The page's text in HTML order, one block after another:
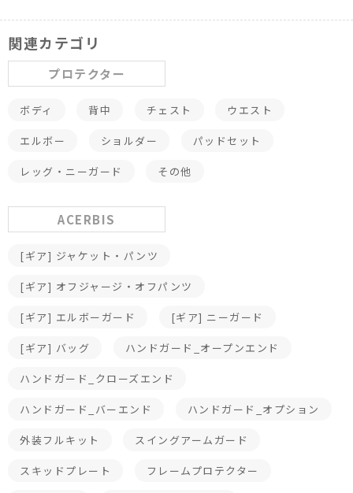
関連カテゴリ
プロテクター
ボディ 背中 チェスト ウエスト
エルボー ショルダー パッドセット
レッグ・ニーガード その他
ACERBIS
[ギア] ジャケット・パンツ
[ギア] オフジャージ・オフパンツ
[ギア] エルボーガード [ギア] ニーガード
[ギア] バッグ ハンドガード_オープンエンド
ハンドガード_クローズエンド
ハンドガード_バーエンド ハンドガード_オプション
外装フルキット スイングアームガード
スキッドプレート フレームプロテクター